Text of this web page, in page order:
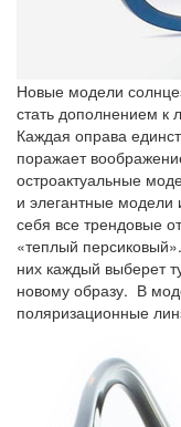
Новые модели
стать дополнением к
Каждая оправа
поражает
остроактуальные
и эле­гантные модели
себя все трендовые
«теплый
них каждый выберет
новому образу. В
поляризационные